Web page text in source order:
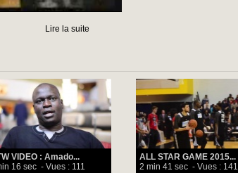
Lire la suite
VIDEO : Amado...
16 sec - Vues : 111
ALL STAR GAME 2015...
2 min 41 sec - Vues : 141